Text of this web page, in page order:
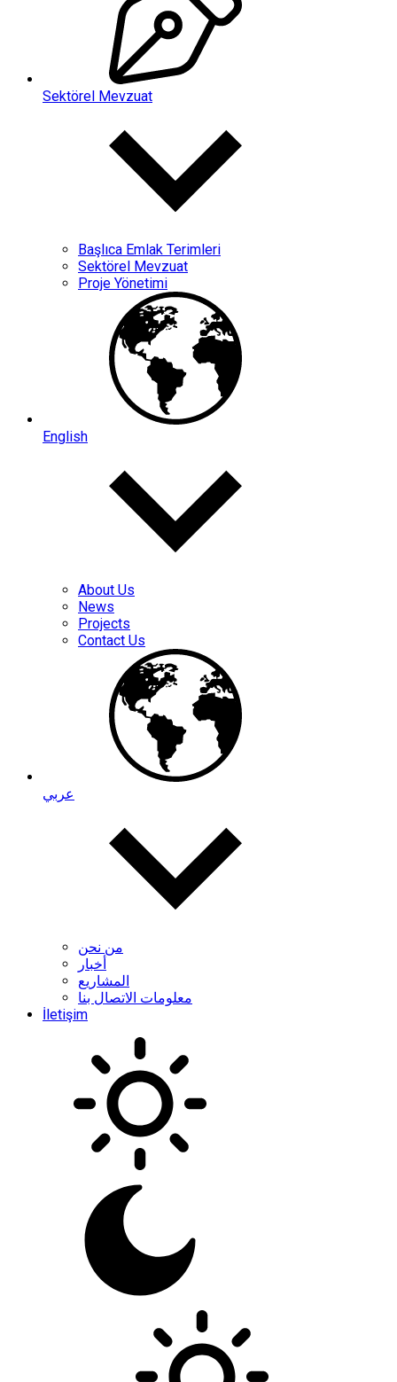
Sektörel Mevzuat
Başlıca Emlak Terimleri
Sektörel Mevzuat
Proje Yönetimi
English
About Us
News
Projects
Contact Us
عربي
من نحن
أخبار
المشاريع
معلومات الاتصال بنا
İletişim